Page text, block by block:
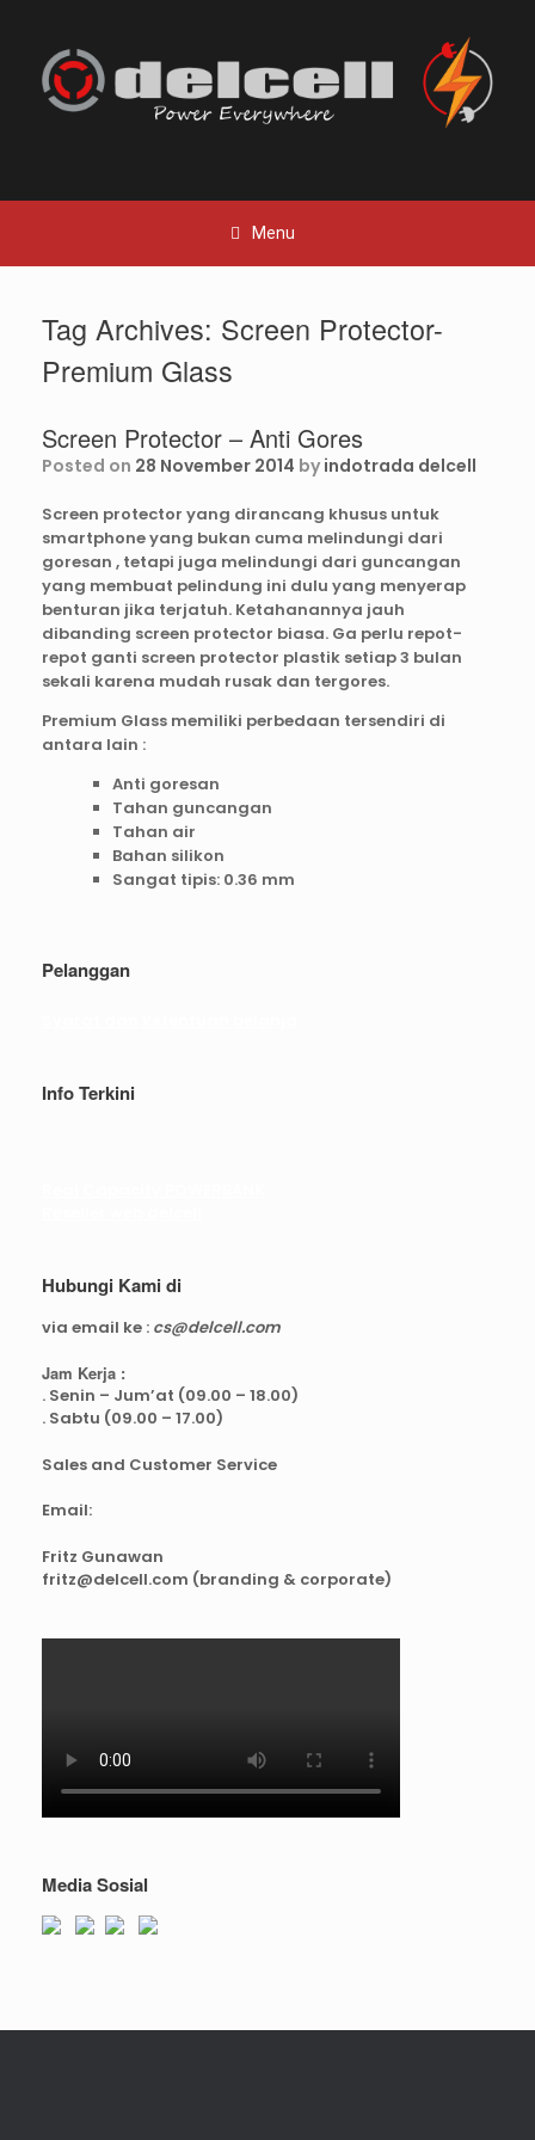
content
Menu
Tag Archives: Screen Protector-
Premium Glass
Screen Protector – Anti Gores
Posted on 28 November 2014 by indotrada delcell
Screen protector yang dirancang khusus untuk
smartphone yang bukan cuma melindungi dari
goresan , tetapi juga melindungi dari guncangan
yang membuat pelindung ini dulu yang menyerap
benturan jika terjatuh. Ketahanannya jauh
dibanding screen protector biasa. Ga perlu repot-
repot ganti screen protector plastik setiap 3 bulan
sekali karena mudah rusak dan tergores.
Premium Glass memiliki perbedaan tersendiri di
antara lain :
Anti goresan
Tahan guncangan
Tahan air
Bahan silikon
Sangat tipis: 0.36 mm
Pelanggan
Info Terkini
Hubungi Kami di
via email ke : cs@delcell.com
Jam Kerja :
. Senin – Jum’at (09.00 – 18.00)
. Sabtu (09.00 – 17.00)
Sales and Customer Service
Email:
Fritz Gunawan
fritz@delcell.com (branding & corporate)
Media Sosial